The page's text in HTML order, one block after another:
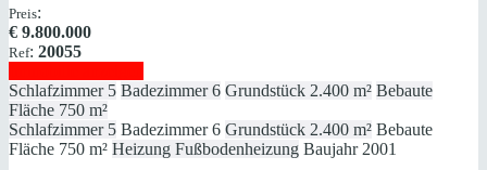
Preis:
€ 9.800.000
Ref: 20055
Schlafzimmer 5 Badezimmer 6 Grundstück 2.400 m² Bebaute
Fläche 750 m²
Schlafzimmer 5 Badezimmer 6 Grundstück 2.400 m² Bebaute
Fläche 750 m² Heizung Fußbodenheizung Baujahr 2001